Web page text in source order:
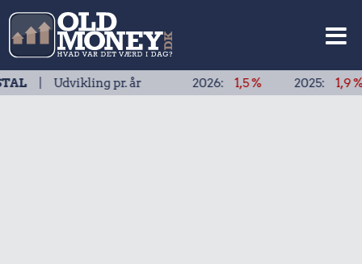
pr. år2026: 1,5 % 2025: 1,9 %